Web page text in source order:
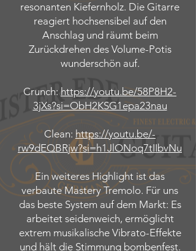
resonanten Kiefernholz. Die Gitarre
reagiert hochsensibel auf den
Anschlag und räumt beim
Zurückdrehen des Volume-Potis
wunderschön auf.
Crunch: https://youtu.be/58P8H2-
3jXs?si=ObH2KSG1epa23nau
Clean: https://youtu.be/-
rw9dEQBRjw?si=h1JlONoq7tIIbvNu
Ein weiteres Highlight ist das
verbaute Mastery Tremolo. Für uns
das beste System auf dem Markt: Es
arbeitet seidenweich, ermöglicht
extrem musikalische Vibrato-Effekte
und hält die Stimmung bombenfest.